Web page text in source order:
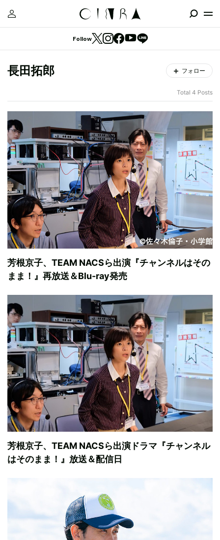
Follow
長田拓郎 フォロー
Total 4 Posts
芳根京子、TEAM NACSら出演『チャンネルはその
まま！』再放送＆Blu-ray発売
芳根京子、TEAM NACSら出演ドラマ『チャンネル
はそのまま！』放送＆配信日